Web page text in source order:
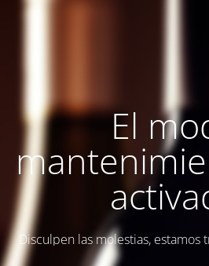
El
Disculpen las molestias, estamos